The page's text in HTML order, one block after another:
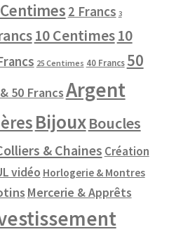
2 Francs 3
10 Centimes10
25 Centimes 40 Francs 50
50 FrancsArgent
BijouxBoucles
& Chaines Création
vidéo Horlogerie & Montres
Mercerie & Apprêts